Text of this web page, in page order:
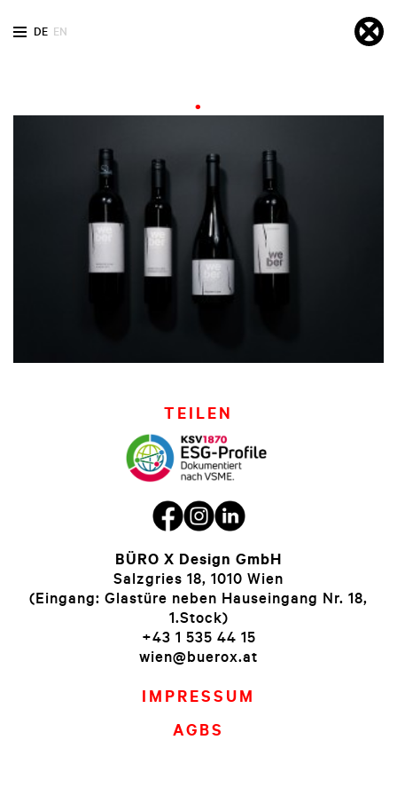
DE EN
TEILEN
BÜRO X Design GmbH
Salzgries 18, 1010 Wien
(Eingang: Glastüre neben Hauseingang Nr. 18,
1.Stock)
+43 1 535 44 15
wien@buerox.at
IMPRESSUM
AGBS